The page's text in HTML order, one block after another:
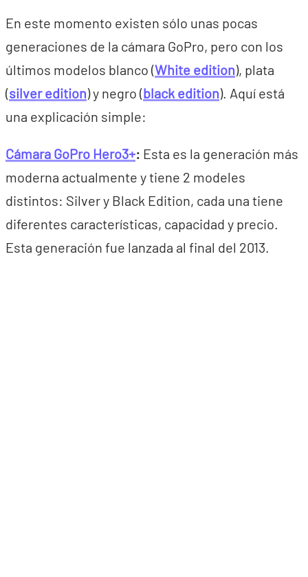
En este momento existen sólo unas pocas
generaciones de la cámara GoPro, pero con los
últimos modelos blanco (White edition), plata
(silver edition) y negro (black edition). Aquí está
una explicación simple:
Cámara GoPro Hero3+: Esta es la generación más
moderna actualmente y tiene 2 modeles
distintos: Silver y Black Edition, cada una tiene
diferentes características, capacidad y precio.
Esta generación fue lanzada al final del 2013.